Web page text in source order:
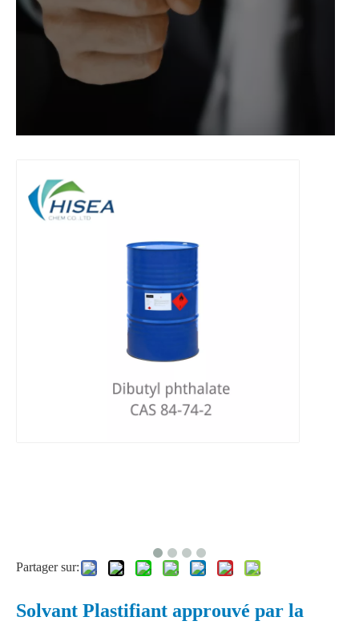
Partager sur:
Solvant Plastifiant approuvé par la